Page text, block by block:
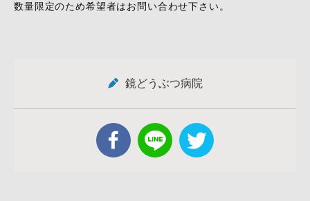
数量限定のため希望者はお問い合わせ下さい。
鏡どうぶつ病院